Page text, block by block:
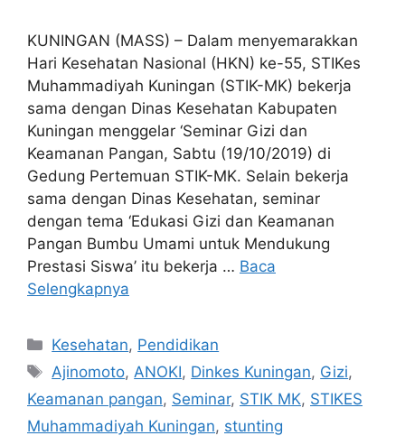
KUNINGAN (MASS) – Dalam menyemarakkan
Hari Kesehatan Nasional (HKN) ke-55, STIKes
Muhammadiyah Kuningan (STIK-MK) bekerja
sama dengan Dinas Kesehatan Kabupaten
Kuningan menggelar ‘Seminar Gizi dan
Keamanan Pangan, Sabtu (19/10/2019) di
Gedung Pertemuan STIK-MK. Selain bekerja
sama dengan Dinas Kesehatan, seminar
dengan tema ‘Edukasi Gizi dan Keamanan
Pangan Bumbu Umami untuk Mendukung
Prestasi Siswa’ itu bekerja … Baca
Selengkapnya
Kategori
Kesehatan, Pendidikan
Tag
Ajinomoto, ANOKI, Dinkes Kuningan, Gizi,
Keamanan pangan, Seminar, STIK MK, STIKES
Muhammadiyah Kuningan, stunting